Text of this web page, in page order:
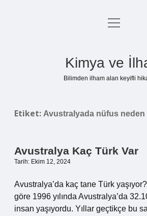
Anasayfa
menüyü
Kimya ve
Bilimden ilham alan keyifli
Etiket: Avustralyada nüfus neden
Avustralya Kaç Türk Var
Tarih: Ekim 12, 2024
Avustralya’da kaç tane Türk
göre 1996 yılında Avustralya’da
insan yaşıyordu. Yıllar geçtikçe bu